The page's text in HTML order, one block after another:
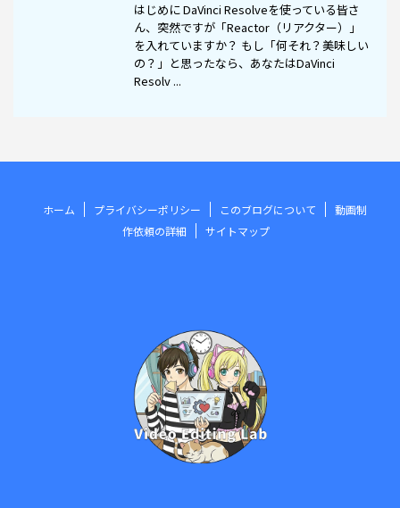
はじめに DaVinci Resolveを使っている皆さ
ん、突然ですが「Reactor（リアクター）」
を入れていますか？ もし「何それ？美味しい
の？」と思ったなら、あなたはDaVinci
Resolv ...
ホーム プライバシーポリシー このブログについて
動画制
作依頼の詳細
サイトマップ